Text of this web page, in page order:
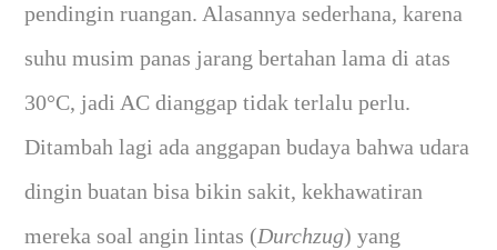
pendingin ruangan. Alasannya sederhana, karena
suhu musim panas jarang bertahan lama di atas
30°C, jadi AC dianggap tidak terlalu perlu.
Ditambah lagi ada anggapan budaya bahwa udara
dingin buatan bisa bikin sakit, kekhawatiran
mereka soal angin lintas (Durchzug) yang